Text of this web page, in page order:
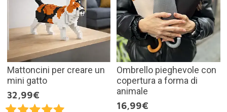
Mattoncini per creare un
mini gatto
32,99€
Ombrello pieghevole con
copertura a forma di
animale
16,99€